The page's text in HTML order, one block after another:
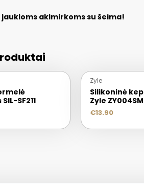
jaukioms akimirkoms su šeima!
SF211
Zyle
Silikoninė
Zyle ZY004SM
€13.90